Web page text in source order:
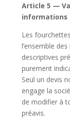
Article 5 —
informations
Les
l’ensemble
descriptives
purement
Seul un devis
engage la
de modifier à
préavis.